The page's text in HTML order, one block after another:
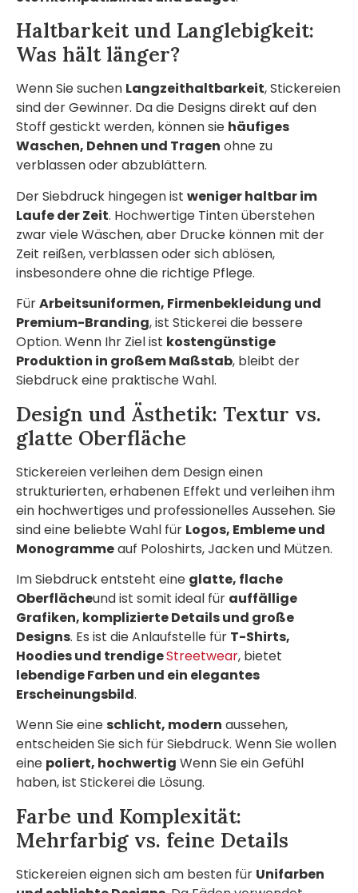
Haltbarkeit und Langlebigkeit:
Was hält länger?
Wenn Sie suchen Langzeithaltbarkeit, Stickereien
sind der Gewinner. Da die Designs direkt auf den
Stoff gestickt werden, können sie häufiges
Waschen, Dehnen und Tragen ohne zu
verblassen oder abzublättern.
Der Siebdruck hingegen ist weniger haltbar im
Laufe der Zeit. Hochwertige Tinten überstehen
zwar viele Wäschen, aber Drucke können mit der
Zeit reißen, verblassen oder sich ablösen,
insbesondere ohne die richtige Pflege.
FürArbeitsuniformen, Firmenbekleidung und
Premium-Branding, ist Stickerei die bessere
Option. Wenn Ihr Ziel ist kostengünstige
Produktion in großem Maßstab, bleibt der
Siebdruck eine praktische Wahl.
Design und Ästhetik: Textur vs.
glatte Oberfläche
Stickereien verleihen dem Design einen
strukturierten, erhabenen Effekt und verleihen ihm
ein hochwertiges und professionelles Aussehen. Sie
sind eine beliebte Wahl für Logos, Embleme und
Monogrammeauf Poloshirts, Jacken und Mützen.
Im Siebdruck entsteht eine glatte, flache
Oberflächeund ist somit ideal für auffällige
Grafiken, komplizierte Details und große
Designs. Es ist die Anlaufstelle für T-Shirts,
Hoodies und trendigeStreetwear, bietet
lebendige Farben und ein elegantes
Erscheinungsbild.
Wenn Sie eineschlicht, modern aussehen,
entscheiden Sie sich für Siebdruck. Wenn Sie wollen
eine poliert, hochwertig Wenn Sie ein Gefühl
haben, ist Stickerei die Lösung.
Farbe und Komplexität:
Mehrfarbig vs. feine Details
Stickereien eignen sich am besten für Unifarben